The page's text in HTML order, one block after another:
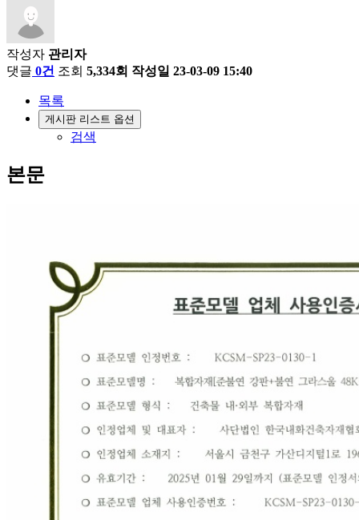
작성자 관리자
댓글 0건 조회 5,334회 작성일 23-03-09 15:40
목록
게시판 리스트 옵션
검색
본문